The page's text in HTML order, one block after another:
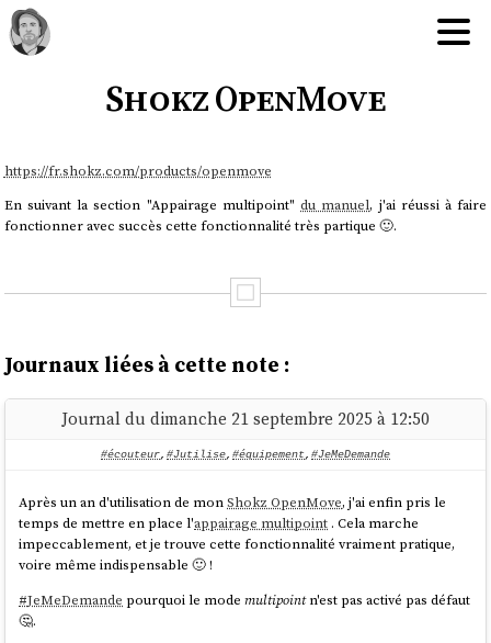
Shokz OpenMove
https://fr.shokz.com/products/openmove
En suivant la section "Appairage multipoint"du manuel, j'ai réussi à faire
fonctionner avec succès cette fonctionnalité très partique 🙂.
Journaux liées à cette note :
Journal du dimanche 21 septembre 2025 à 12:50
#écouteur, #Jutilise, #équipement, #JeMeDemande
Après un an d'utilisation de monShokz OpenMove, j'ai enfin pris le
temps de mettre en place l'appairage multipoint . Cela marche
impeccablement, et je trouve cette fonctionnalité vraiment pratique,
voire même indispensable 🙂 !
#JeMeDemande pourquoi le modemultipointn'est pas activé pas défaut
🤔.